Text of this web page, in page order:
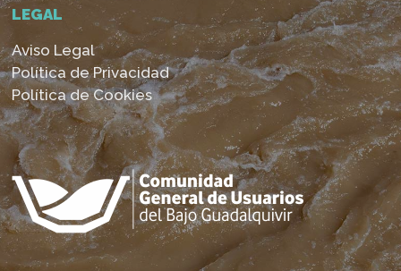
LEGAL
Aviso Legal
Política de Privacidad
Política de Cookies